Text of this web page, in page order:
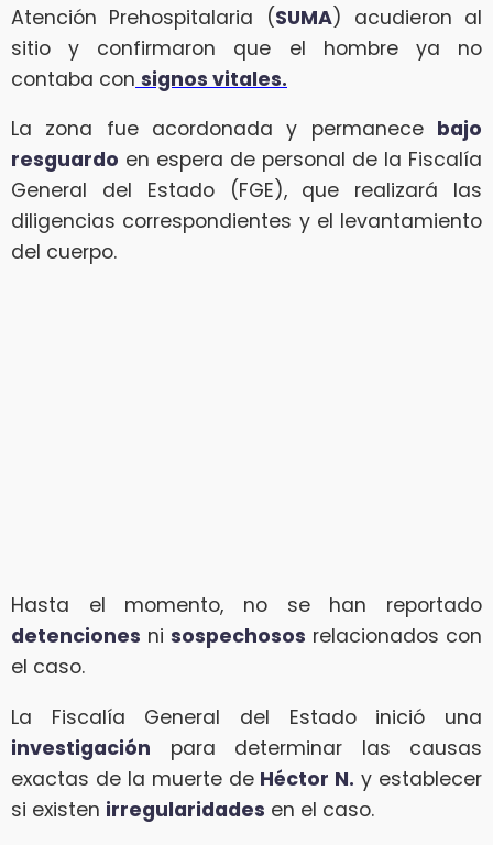
Atención Prehospitalaria (SUMA) acudieron al
sitio y confirmaron que el hombre ya no
contaba con signos vitales.
La zona fue acordonada y permanece bajo
resguardo en espera de personal de la Fiscalía
General del Estado (FGE), que realizará las
diligencias correspondientes y el levantamiento
del cuerpo.
Hasta el momento, no se han reportado
detenciones ni sospechosos relacionados con
el caso.
La Fiscalía General del Estado inició una
investigación para determinar las causas
exactas de la muerte de Héctor N. y establecer
si existen irregularidades en el caso.